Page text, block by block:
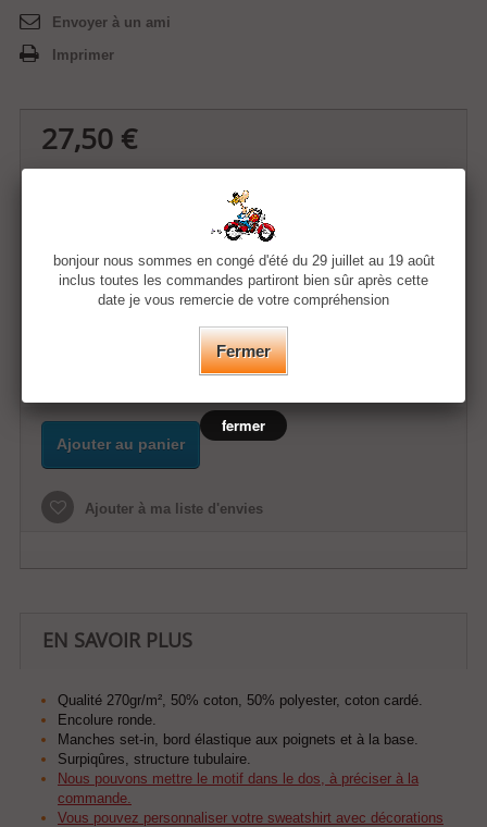
Envoyer à un ami
Imprimer
27,50 €
Taille
Ajouter au panier
Ajouter à ma liste d'envies
EN SAVOIR PLUS
Qualité 270gr/m², 50% coton, 50% polyester, coton cardé.
Encolure ronde.
Manches set-in, bord élastique aux poignets et à la base.
Surpiqûres, structure tubulaire.
Nous pouvons mettre le motif dans le dos, à préciser à la
commande.
Vous pouvez personnaliser votre sweatshirt avec décorations
bonjour nous sommes en congé d'été du 29 juillet au 19 août
inclus toutes les commandes partiront bien sûr après cette
date je vous remercie de votre compréhension
Fermer
fermer